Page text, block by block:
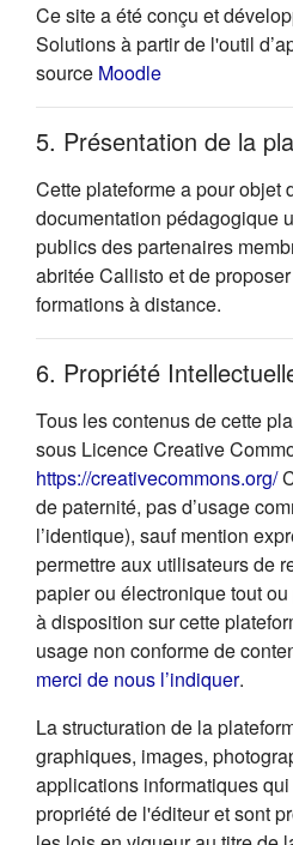
Ce site a été conçu et
Solutions à partir de l'outil
source Moodle(s'ouvre dans
5. Présentation de la
Cette plateforme a pour objet
documentation pédagogique
publics des partenaires
abritée Callisto et de
formations à distance.
6. Propriété
Tous les contenus de cette
sous Licence Creative
https://creativecommons.org/
de paternité, pas d’usage
l’identique), sauf mention
permettre aux utilisateurs de
papier ou électronique tout
à disposition sur cette
usage non conforme de
merci de nous l’indiquer.
La structuration de la
graphiques, images,
applications informatiques
propriété de l'éditeur et sont